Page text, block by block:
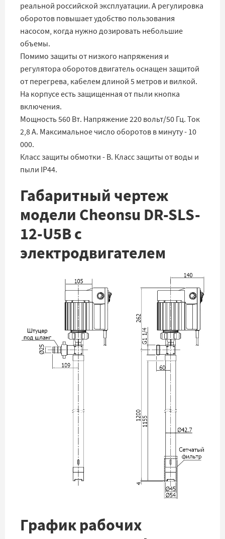
реальной российской эксплуатации. А регулировка
оборотов повышает удобство пользования
насосом, когда нужно дозировать небольшие
объемы.
Помимо защиты от низкого напряжения и
регулятора оборотов двигатель оснащен защитой
от перегрева, кабелем длиной 5 метров и вилкой.
На корпусе есть защищенная от пыли кнопка
включения.
Мощность 560 Вт. Напряжение 220 вольт/50 Гц. Ток
2,8 А. Максимальное число оборотов в минуту - 10
000.
Класс защиты обмотки - B. Класс защиты от воды и
пыли IP44.
Габаритный чертеж
модели Cheonsu DR-SLS-
12-U5B с
электродвигателем
График рабочих